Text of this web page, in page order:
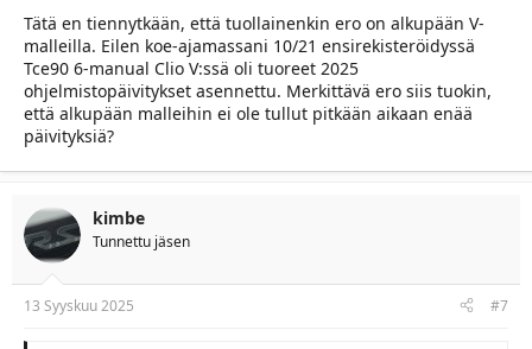
Tätä en tiennytkään, että tuollainenkin ero on alkupään V-
malleilla. Eilen koe-ajamassani 10/21 ensirekisteröidyssä
Tce90 6-manual Clio V:ssä oli tuoreet 2025
ohjelmistopäivitykset asennettu. Merkittävä ero siis tuokin,
että alkupään malleihin ei ole tullut pitkään aikaan enää
päivityksiä?
kimbe
Tunnettu jäsen
13 Syyskuu 2025 #7